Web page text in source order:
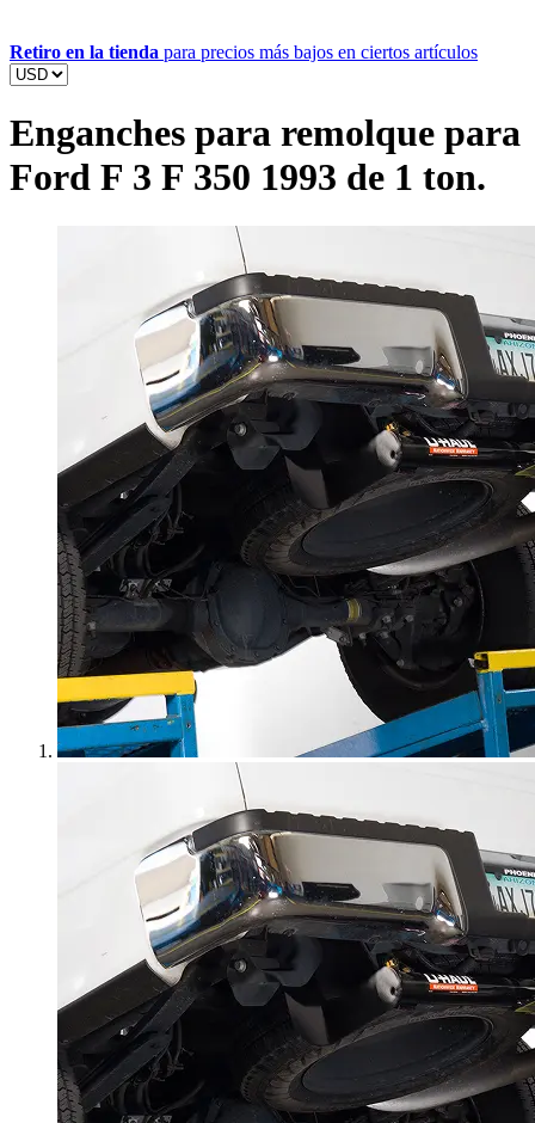
Retiro en la tienda para precios más bajos en ciertos artículos
Enganches para remolque para
Ford F 3 F 350 1993 de 1 ton.